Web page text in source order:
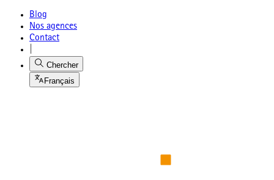
Blog
Nos agences
Contact
Chercher
Français